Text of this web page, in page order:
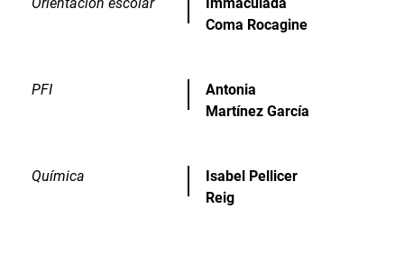
Coma Rocagine
PFI
Antonia
Martínez García
Química
Isabel Pellicer
Reig